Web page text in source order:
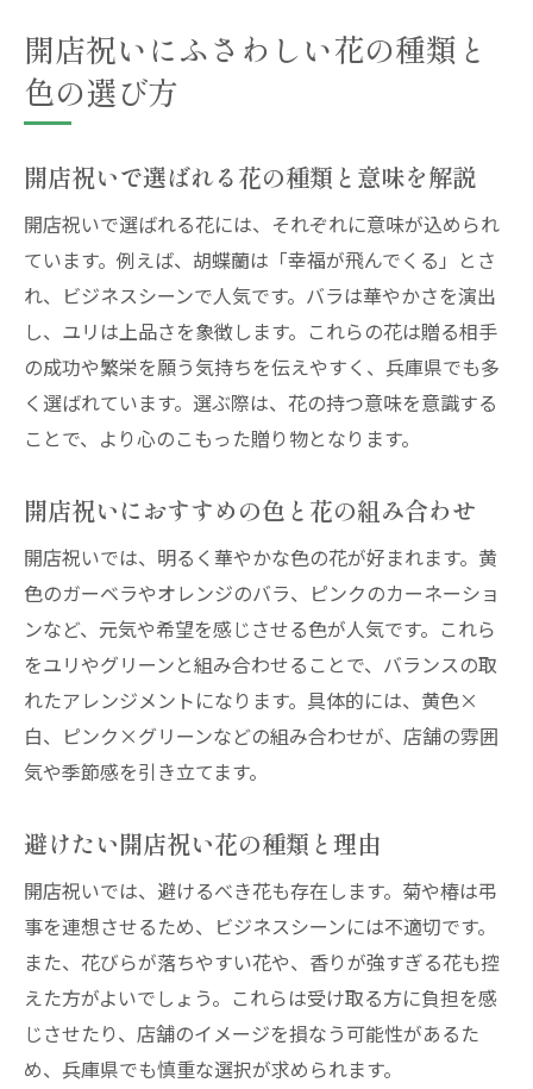
開店祝いにふさわしい花の種類と
色の選び方
開店祝いで選ばれる花の種類と意味を解説
開店祝いで選ばれる花には、それぞれに意味が込められ
ています。例えば、胡蝶蘭は「幸福が飛んでくる」とさ
れ、ビジネスシーンで人気です。バラは華やかさを演出
し、ユリは上品さを象徴します。これらの花は贈る相手
の成功や繁栄を願う気持ちを伝えやすく、兵庫県でも多
く選ばれています。選ぶ際は、花の持つ意味を意識する
ことで、より心のこもった贈り物となります。
開店祝いにおすすめの色と花の組み合わせ
開店祝いでは、明るく華やかな色の花が好まれます。黄
色のガーベラやオレンジのバラ、ピンクのカーネーショ
ンなど、元気や希望を感じさせる色が人気です。これら
をユリやグリーンと組み合わせることで、バランスの取
れたアレンジメントになります。具体的には、黄色×
白、ピンク×グリーンなどの組み合わせが、店舗の雰囲
気や季節感を引き立てます。
避けたい開店祝い花の種類と理由
開店祝いでは、避けるべき花も存在します。菊や椿は弔
事を連想させるため、ビジネスシーンには不適切です。
また、花びらが落ちやすい花や、香りが強すぎる花も控
えた方がよいでしょう。これらは受け取る方に負担を感
じさせたり、店舗のイメージを損なう可能性があるた
め、兵庫県でも慎重な選択が求められます。